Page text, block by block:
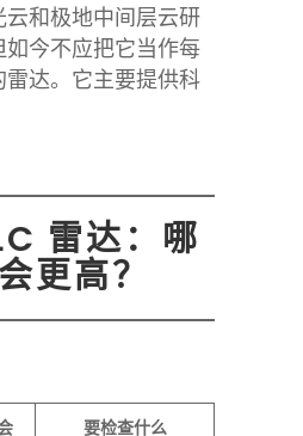
和极地中间层云研
今不应把它当作每
雷达。它主要提供科
雷达：哪
更高？
要检查什么